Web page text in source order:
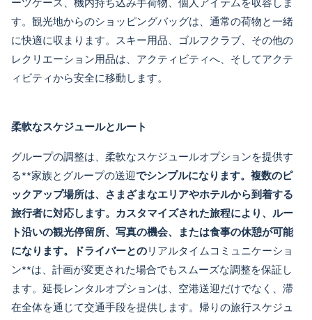
す。観光地からのショッピングバッグは、通常の荷物と一緒
に快適に収まります。スキー用品、ゴルフクラブ、その他の
レクリエーション用品は、アクティビティへ、そしてアクテ
ィビティから安全に移動します。
柔軟なスケジュールとルート
グループの調整は、柔軟なスケジュールオプションを提供す
る**家族とグループの送迎でシンプルになります。複数のピ
ックアップ場所は、さまざまなエリアやホテルから到着する
旅行者に対応します。カスタマイズされた旅程により、ルー
ト沿いの観光停留所、写真の機会、または食事の休憩が可能
になります。ドライバーとのリアルタイムコミュニケーショ
ン**は、計画が変更された場合でもスムーズな調整を保証し
ます。延長レンタルオプションは、空港送迎だけでなく、滞
在全体を通じて交通手段を提供します。帰りの旅行スケジュ